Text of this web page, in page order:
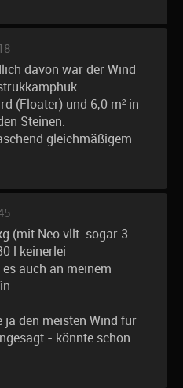
davon war der Wind
(Floater) und 6,0 m² in
Steinen.
gleichmäßigem
(mit Neo vllt. sogar 3
l keinerlei
auch an meinem
ja den meisten Wind für
- könnte schon